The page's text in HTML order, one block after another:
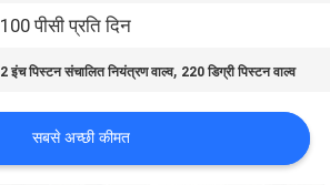
100 पीसी प्रति दिन
2 इंच पिस्टन संचालित नियंत्रण वाल्व, 220 डिग्री पिस्टन वाल्व
सबसे अच्छी कीमत